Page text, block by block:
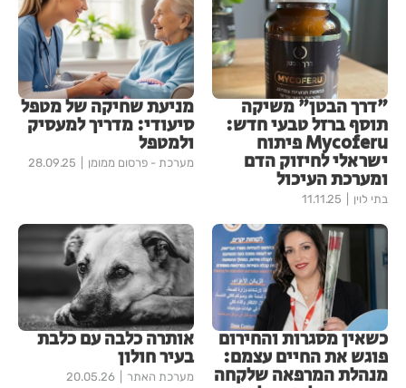
"דרך הבטן" משיקה
תוסף ברזל טבעי חדש:
Mycoferu פיתוח
ישראלי לחיזוק הדם
ומערכת העיכול
בתי לוין 11.11.25
מניעת שחיקה של מטפל
סיעודי: מדריך למעסיק
ולמטפל
מערכת - פרסום ממומן 28.09.25
כשאין מסגרות והחירום
פוגש את החיים עצמם:
מנהלת המרפאה שלקחה
אותרה כלבה עם כלבת
בעיר חולון
מערכת האתר 20.05.26